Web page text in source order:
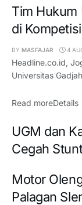
Tim Hukum
di
BY MASFAJAR 4
Headline.co.id,
Universitas
Read moreDetails
UGM dan
Cegah
Motor
Palagan